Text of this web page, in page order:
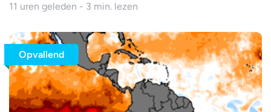
11 uren geleden - 3 min. lezen
Opvallend